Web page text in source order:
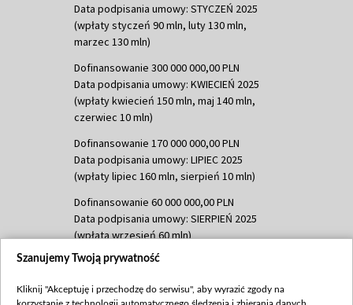
Data podpisania umowy: STYCZEŃ 2025
(wpłaty styczeń 90 mln, luty 130 mln,
marzec 130 mln)
Dofinansowanie 300 000 000,00 PLN
Data podpisania umowy: KWIECIEŃ 2025
(wpłaty kwiecień 150 mln, maj 140 mln,
czerwiec 10 mln)
Dofinansowanie 170 000 000,00 PLN
Data podpisania umowy: LIPIEC 2025
(wpłaty lipiec 160 mln, sierpień 10 mln)
Dofinansowanie 60 000 000,00 PLN
Data podpisania umowy: SIERPIEŃ 2025
(wpłata wrzesień 60 mln)
Dofinansowanie 635 783 051,21 PLN
(wpłata wrzesień 100 mln, październik 350
Szanujemy Twoją prywatność
Kliknij "Akceptuję i przechodzę do serwisu", aby wyrazić zgody na